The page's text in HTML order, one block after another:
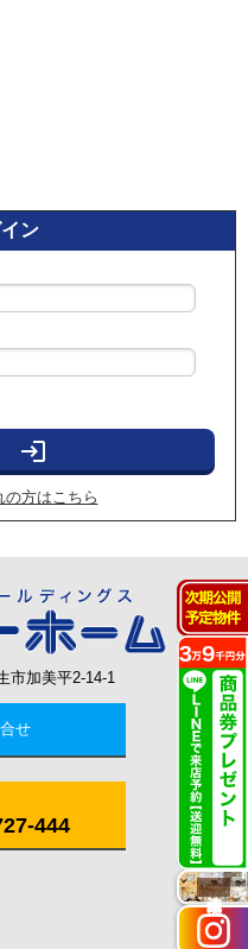
ン
login
方はこちら
市加美平2-14-1
せ
444
施工実例